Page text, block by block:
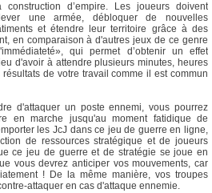
d’empire. Les joueurs doivent
une armée, débloquer de nouvelles
et étendre leur territoire grâce à des
en comparaison à d'autres jeux de ce genre
qui permet d’obtenir un effet
d'avoir à attendre plusieurs minutes, heures
de votre travail comme il est commun
d'attaquer un poste ennemi, vous pourrez
en marche jusqu'au moment fatidique de
les JcJ dans ce jeu de guerre en ligne,
de ressources stratégique et de joueurs
ce jeu de guerre et de stratégie se joue en
vous devrez anticiper vos mouvements, car
! De la même manière, vos troupes
attaquer en cas d'attaque ennemie.